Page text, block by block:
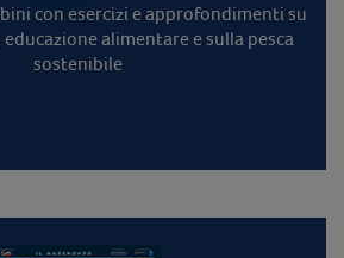
con esercizi e approfondimenti su
alimentare e sulla pesca
sostenibile